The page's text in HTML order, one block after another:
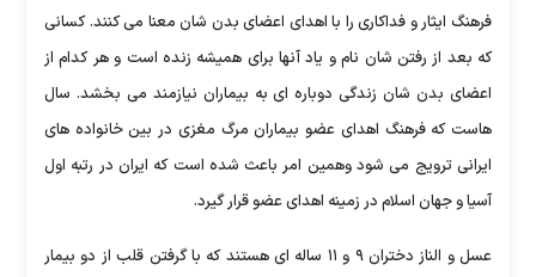
فرهنگ ایثار و فداکاری را با اهدای اعضای بدن شان معنا می کنند. کسانی
که بعد از رفتن شان نام و یاد آنها برای همیشه زنده است و هر کدام از
اعضای بدن شان زندگی دوباره ای به بیماران نیازمند می بخشد. سال
هاست که فرهنگ اهدای عضو بیماران مرگ مغزی در بین خانواده های
ایرانی ترویج می شود وهمین امر باعث شده است که ایران در رتبه اول
آسیا و جهان اسلام در زمینه اهدای عضو قرار گیرد.
عسل و الناز دختران ۹ و ۱۱ ساله ای هستند که با گرفتن قلب از دو بیمار